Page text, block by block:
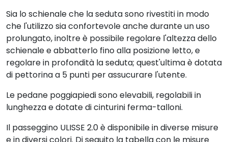
Sia lo schienale che la seduta sono rivestiti in modo
che l'utilizzo sia confortevole anche durante un uso
prolungato, inoltre è possibile regolare l'altezza dello
schienale e abbatterlo fino alla posizione letto, e
regolare in profondità la seduta; quest'ultima è dotata
di pettorina a 5 punti per assucurare l'utente.
Le pedane poggiapiedi sono elevabili, regolabili in
lunghezza e dotate di cinturini ferma-talloni.
Il passeggino ULISSE 2.0 è disponibile in diverse misure
e in diversi colori. Di seguito la tabella con le misure